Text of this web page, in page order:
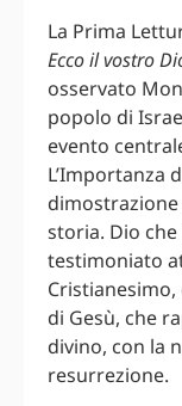
La Prima
Ecco il vostro
osservato
popolo di
evento
L’Importanza
storia. Dio
testimoniato
di Gesù, che
divino, con la
resurrezione.